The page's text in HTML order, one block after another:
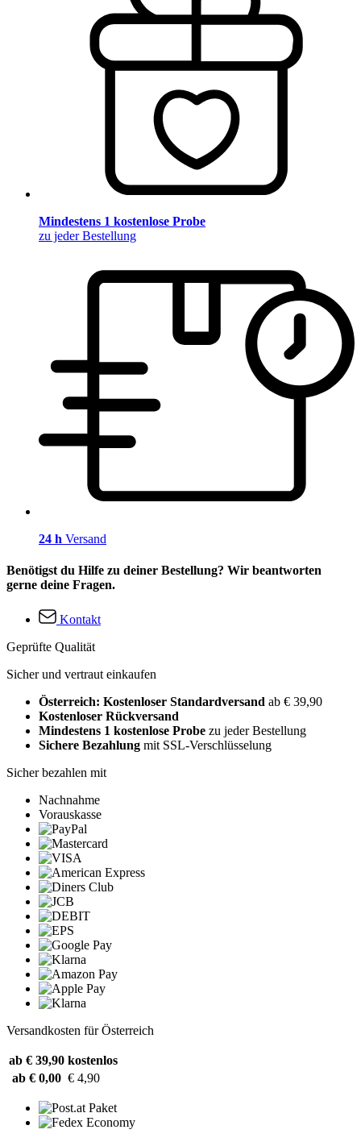
Mindestens 1 kostenlose Probe
zu jeder Bestellung
24 h Versand
Benötigst du Hilfe zu deiner Bestellung? Wir beantworten
gerne deine Fragen.
Kontakt
Geprüfte Qualität
Sicher und vertraut einkaufen
Österreich: Kostenloser Standardversand ab € 39,90
Kostenloser Rückversand
Mindestens 1 kostenlose Probe zu jeder Bestellung
Sichere Bezahlung mit SSL-Verschlüsselung
Sicher bezahlen mit
Nachnahme
Vorauskasse
Versandkosten für Österreich
ab € 39,90 kostenlos
ab € 0,00 € 4,90